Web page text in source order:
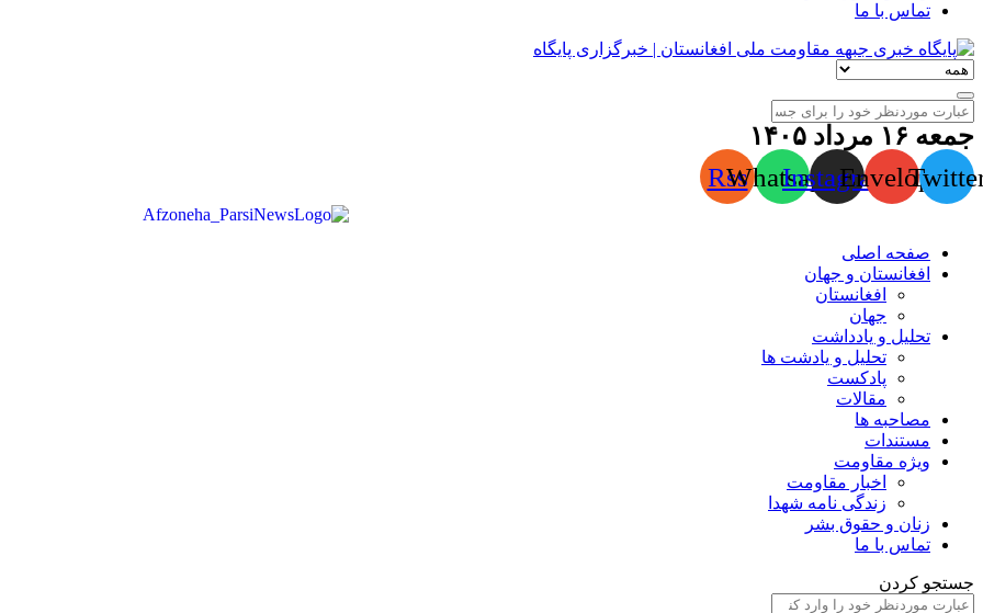
تماس با ما
جمعه ۱۶ مرداد ۱۴۰۵
Envelope
Instagram
Whatsapp
Rss
صفحه اصلی
افغانستان و جهان
افغانستان
جهان
تحلیل و یادداشت
تحلیل و یادشت ها
پادکست
مقالات
مصاحبه ها
مستندات
ویژه مقاومت
اخبار مقاومت
زندگی نامه شهدا
زنان و حقوق بشر
تماس با ما
جستجو کردن